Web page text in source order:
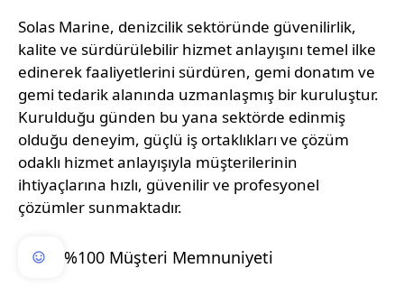
Solas Marine, denizcilik sektöründe güvenilirlik,
kalite ve sürdürülebilir hizmet anlayışını temel ilke
edinerek faaliyetlerini sürdüren, gemi donatım ve
gemi tedarik alanında uzmanlaşmış bir kuruluştur.
Kurulduğu günden bu yana sektörde edinmiş
olduğu deneyim, güçlü iş ortaklıkları ve çözüm
odaklı hizmet anlayışıyla müşterilerinin
ihtiyaçlarına hızlı, güvenilir ve profesyonel
çözümler sunmaktadır.
%100 Müşteri Memnuniyeti